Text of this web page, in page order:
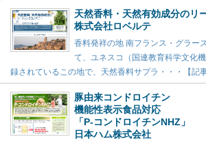
天然香料・天然有効成分のリ
株式会社ロベルテ
香料発祥の地 南フランス・グラー
て、ユネスコ（国連教育科学文化
録されているこの地で、天然香料サプラ・・・【記事
豚由来コンドロイチン
機能性表示食品対応
「P-コンドロイチンNHZ」
日本ハム株式会社